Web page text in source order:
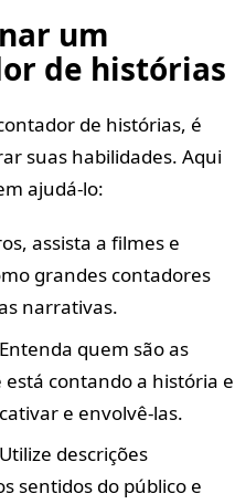
um
de histórias
de histórias, é
suas habilidades. Aqui
ajudá-lo:
assista a filmes e
grandes contadores
narrativas.
quem são as
está contando a história e
e envolvê-las.
descrições
sentidos do público e